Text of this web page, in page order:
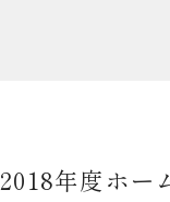
2018年度ホー